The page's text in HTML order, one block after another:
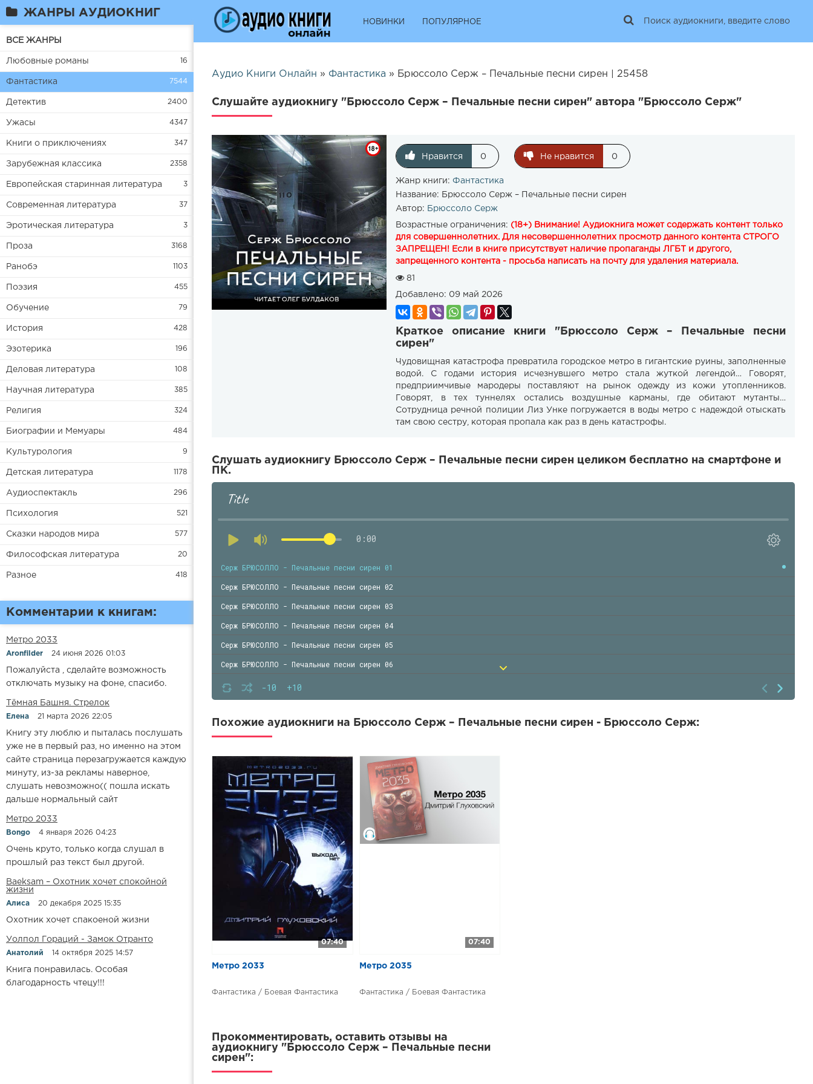
ЖАНРЫ АУДИОКНИГ
ВСЕ ЖАНРЫ
Любовные романы 16
Фантастика 7544
Детектив 2400
Ужасы 4347
Книги о приключениях 347
Зарубежная классика 2358
Европейская старинная литература 3
Современная литература 37
Эротическая литература 3
Проза 3168
Ранобэ 1103
Поэзия 455
Обучение 79
История 428
Эзотерика 196
Деловая литература 108
Научная литература 385
Религия 324
Биографии и Мемуары 484
Культурология 9
Детская литература 1178
Аудиоспектакль 296
Психология 521
Сказки народов мира 577
Философская литература 20
Разное 418
Комментарии к книгам:
Метро 2033
Aronfilder 24 июня 2026 01:03
Пожалуйста , сделайте возможность
отключать музыку на фоне, спасибо.
​​Тёмная Башня. Стрелок
Елена 21 марта 2026 22:05
Книгу эту люблю и пыталась послушать
уже не в первый раз, но именно на этом
сайте страница перезагружается каждую
минуту, из-за рекламы наверное,
слушать невозможно(( пошла искать
дальше нормальный сайт
Метро 2033
Bongo 4 января 2026 04:23
Очень круто, только когда слушал в
прошлый раз текст был другой.
Baeksam – Охотник хочет спокойной
жизни
Алиса 20 декабря 2025 15:35
Охотник хочет спакоеной жизни
Уолпол Гораций - Замок Отранто
Анатолий 14 октября 2025 14:57
Книга понравилась. Особая
благодарность чтецу!!!
НОВИНКИ ПОПУЛЯРНОЕ
Аудио Книги Онлайн » Фантастика » Брюссоло Серж – Печальные песни сирен | 25458
Слушайте аудиокнигу "Брюссоло Серж – Печальные песни сирен" автора "Брюссоло Серж"
Нравится 0 Не нравится 0
Жанр книги:Фантастика
Название: Брюссоло Серж – Печальные песни сирен
Автор: Брюссоло Серж
Возрастные ограничения: (18+) Внимание! Аудиокнига может содержать контент только
для совершеннолетних. Для несовершеннолетних просмотр данного контента СТРОГО
ЗАПРЕЩЕН! Если в книге присутствует наличие пропаганды ЛГБТ и другого,
запрещенного контента - просьба написать на почту для удаления материала.
81
Добавлено: 09 май 2026
Краткое описание книги "Брюссоло Серж – Печальные песни
сирен"
Чудовищная катастрофа превратила городское метро в гигантские руины, заполненные
водой. С годами история исчезнувшего метро стала жуткой легендой… Говорят,
предприимчивые мародеры поставляют на рынок одежду из кожи утопленников.
Говорят, в тех туннелях остались воздушные карманы, где обитают мутанты…
Сотрудница речной полиции Лиз Унке погружается в воды метро с надеждой отыскать
там свою сестру, которая пропала как раз в день катастрофы.
Слушать аудиокнигу Брюссоло Серж – Печальные песни сирен целиком бесплатно на смартфоне и
ПК.
Title
0:00
-10 +10
Серж БРЮСОЛЛО - Печальные песни сирен 01
Серж БРЮСОЛЛО - Печальные песни сирен 02
Серж БРЮСОЛЛО - Печальные песни сирен 03
Серж БРЮСОЛЛО - Печальные песни сирен 04
Серж БРЮСОЛЛО - Печальные песни сирен 05
Серж БРЮСОЛЛО - Печальные песни сирен 06
Серж БРЮСОЛЛО - Печальные песни сирен 07
Серж БРЮСОЛЛО - Печальные песни сирен 08
Серж БРЮСОЛЛО - Печальные песни сирен 09
Серж БРЮСОЛЛО - Печальные песни сирен 11
Серж БРЮСОЛЛО - Печальные песни сирен 12
Серж БРЮСОЛЛО - Печальные песни сирен 13
Серж БРЮСОЛЛО - Печальные песни сирен 14
Похожие аудиокниги на Брюссоло Серж – Печальные песни сирен - Брюссоло Серж:
07:40
Метро 2033
Фантастика / Боевая Фантастика
07:40
Метро 2035
Фантастика / Боевая Фантастика
Прокомментировать, оставить отзывы на
аудиокнигу "Брюссоло Серж – Печальные песни
сирен":